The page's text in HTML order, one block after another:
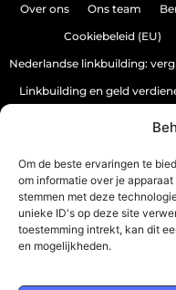
Om de beste ervaringen te
om informatie over je
stemmen met deze
unieke ID's op deze site
toestemming intrekt, kan dit
en mogelijkheden.
Over ons Ons team
Cookiebeleid (EU)
Nederlandse linkbuilding:
Linkbuilding en geld